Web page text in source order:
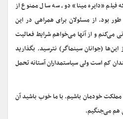
«دایره مینا» دو، سه سال ممنوع از
بود. از مسئولان برای همراهی در این
می‌کنم و از آنها می‌خواهم شرایط فعالیت
(جوانان سینماگر) نترسید. ‌بگذارید
کم است ولی سیاستمداران آستانه تحمل
مملکت خودمان باشیم. با ما خوب باشید آن
هم می‌جنگیم.